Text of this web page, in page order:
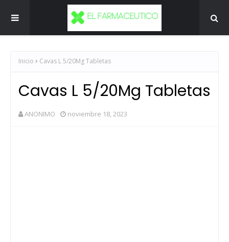
Inicio Cavas L 5/20Mg Tabletas
Cavas L 5/20Mg Tabletas
ANONIMO noviembre 18, 2023